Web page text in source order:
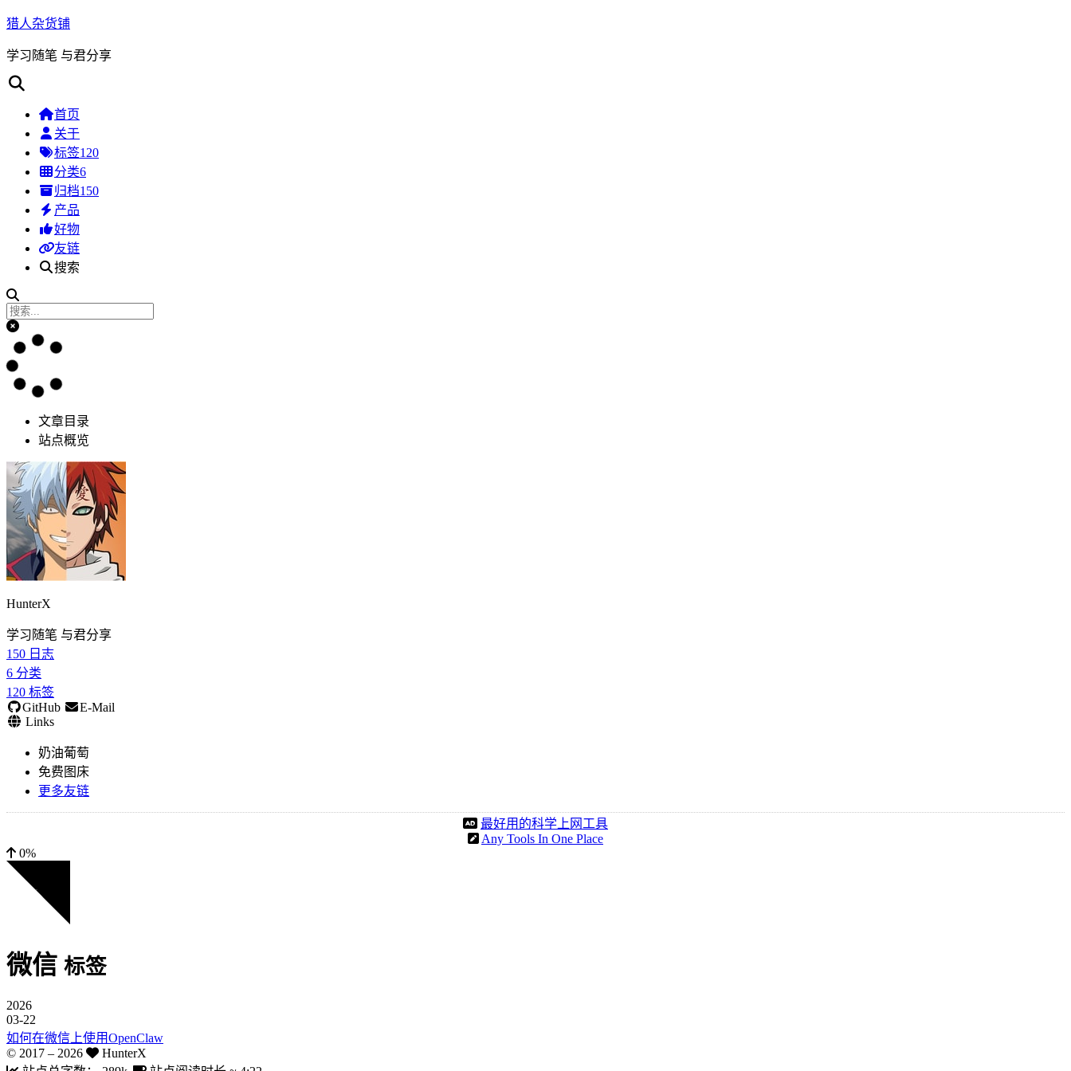
猎人杂货铺
学习随笔 与君分享
首页
关于
标签120
分类6
归档150
产品
好物
友链
搜索
文章目录
站点概览
HunterX
学习随笔 与君分享
150 日志
6 分类
120 标签
GitHub
E-Mail
Links
奶油葡萄
免费图床
更多友链
最好用的科学上网工具
Any Tools In One Place
0%
微信 标签
2026
03-22
如何在微信上使用OpenClaw
© 2017 – 2026
HunterX